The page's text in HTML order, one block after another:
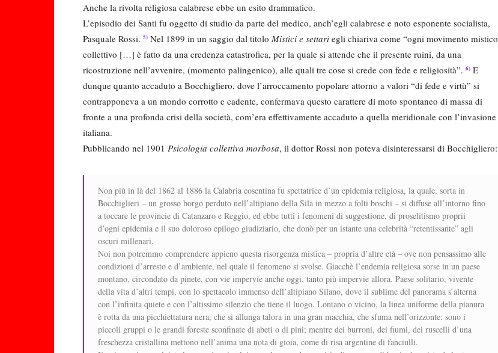
Anche la rivolta religiosa calabrese ebbe un esito drammatico.
L’episodio dei Santi fu oggetto di studio da parte del medico, anch’egli calabrese e noto esponente socialista,
Pasquale Rossi. 5) Nel 1899 in un saggio dal titolo Mistici e settari egli chiariva come “ogni movimento mistico
collettivo […] è fatto da una credenza catastrofica, per la quale si attende che il presente ruini, da una
ricostruzione nell’avvenire, (momento palingenico), alle quali tre cose si crede con fede e religiosità”. 6) E
dunque quanto accaduto a Bocchigliero, dove l’arroccamento popolare attorno a valori “di fede e virtù” si
contrapponeva a un mondo corrotto e cadente, confermava questo carattere di moto spontaneo di massa di
fronte a una profonda crisi della società, com’era effettivamente accaduto a quella meridionale con l’invasione
italiana.
Pubblicando nel 1901 Psicologia collettiva morbosa, il dottor Rossi non poteva disinteressarsi di Bocchigliero:
Non più in là del 1862 al 1886 la Calabria cosentina fu spettatrice d’un epidemia religiosa, la quale, sorta in
Bocchiglieri – un grosso borgo perduto nell’altipiano della Sila in mezzo a folti boschi – si diffuse all’intorno fino
a toccare le provincie di Catanzaro e Reggio, ed ebbe tutti i fenomeni di suggestione, di proselitismo proprii
d’ogni epidemia e il suo doloroso epilogo giudiziario, che donò per un istante una celebrità “retentissante” agli
oscuri millenari.
Noi non potremmo comprendere appieno questa risorgenza mistica – propria d’altre età – ove non pensassimo alle
condizioni d’arresto e d’ambiente, nel quale il fenomeno si svolse. Giacchè l’endemia religiosa sorse in un paese
montano, circondato da pinete, con vie impervie anche oggi, tanto più impervie allora. Paese solitario, vivente
della vita d’altri tempi, con lo spettacolo immenso dell’altipiano Silano, dove il sublime del panorama s’alterna
con l’infinita quiete e con l’altissimo silenzio che tiene il luogo. Lontano o vicino, la linea uniforme della pianura
è rotta da una picchiettatura nera, che si allunga talora in una gran macchia, che sfuma nell’orizzonte: sono i
piccoli gruppi o le grandi foreste sconfinate di abeti o di pini; mentre dei burroni, dei fiumi, dei ruscelli d’una
freschezza cristallina mettono nell’anima una nota di gioia, come di risa argentine di fanciulli.